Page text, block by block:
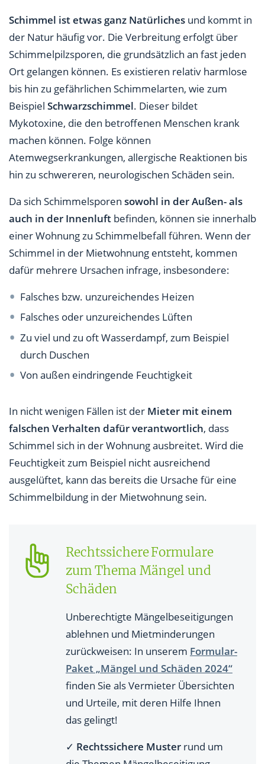
Schimmel ist etwas ganz Natürliches und kommt in
der Natur häufig vor. Die Verbreitung erfolgt über
Schimmelpilzsporen, die grundsätzlich an fast jeden
Ort gelangen können. Es existieren relativ harmlose
bis hin zu gefährlichen Schimmelarten, wie zum
Beispiel Schwarzschimmel. Dieser bildet
Mykotoxine, die den betroffenen Menschen krank
machen können. Folge können
Atemwegserkrankungen, allergische Reaktionen bis
hin zu schwereren, neurologischen Schäden sein.
Da sich Schimmelsporen sowohl in der Außen- als
auch in der Innenluft befinden, können sie innerhalb
einer Wohnung zu Schimmelbefall führen. Wenn der
Schimmel in der Mietwohnung entsteht, kommen
dafür mehrere Ursachen infrage, insbesondere:
Falsches bzw. unzureichendes Heizen
Falsches oder unzureichendes Lüften
Zu viel und zu oft Wasserdampf, zum Beispiel
durch Duschen
Von außen eindringende Feuchtigkeit
In nicht wenigen Fällen ist der Mieter mit einem
falschen Verhalten dafür verantwortlich, dass
Schimmel sich in der Wohnung ausbreitet. Wird die
Feuchtigkeit zum Beispiel nicht ausreichend
ausgelüftet, kann das bereits die Ursache für eine
Schimmelbildung in der Mietwohnung sein.
Rechtssichere Formulare
zum Thema Mängel und
Schäden
Unberechtigte Mängelbeseitigungen
ablehnen und Mietminderungen
zurückweisen: In unserem Formular-
Paket „Mängel und Schäden 2024“
finden Sie als Vermieter Übersichten
und Urteile, mit deren Hilfe Ihnen
das gelingt!
✓ Rechtssichere Muster rund um